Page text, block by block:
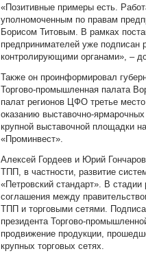
«Позитивные примеры есть.
уполномоченным по правам
Борисом Титовым. В рамках
предпринимателей уже
контролирующими органами», –
Также он проинформировал
Торгово-промышленная палата
палат регионов ЦФО третье
оказанию выставочно-
крупной выставочной площадки
«Проминвест».
Алексей Гордеев и Юрий
ТПП, в частности, развитие
«Петровский стандарт». В стадии
соглашения между
ТПП и торговыми сетями.
президента Торгово-
продвижение продукции,
крупных торговых сетях.